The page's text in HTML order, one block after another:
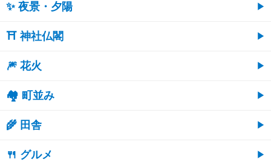
✨ 夜景・夕陽
⛩ 神社仏閣
🎆 花火
🏘 町並み
🌾 田舎
🍴 グルメ